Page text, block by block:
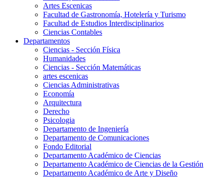
Artes Escenicas
Facultad de Gastronomía, Hotelería y Turismo
Facultad de Estudios Interdisciplinarios
Ciencias Contables
Departamentos
Ciencias - Sección Física
Humanidades
Ciencias - Sección Matemáticas
artes escenicas
Ciencias Administrativas
Economía
Arquitectura
Derecho
Psicologia
Departamento de Ingeniería
Departamento de Comunicaciones
Fondo Editorial
Departamento Académico de Ciencias
Departamento Académico de Ciencias de la Gestión
Departamento Académico de Arte y Diseño